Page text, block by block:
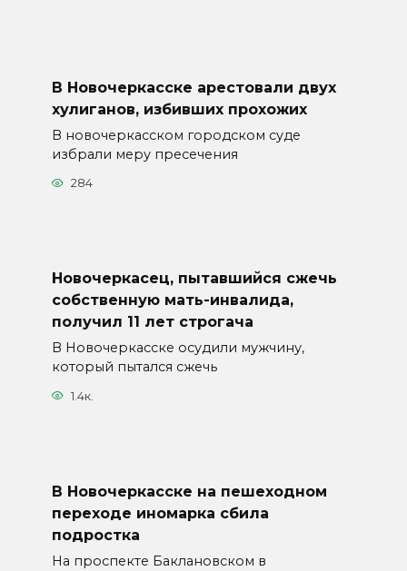
В Новочеркасске арестовали двух
хулиганов, избивших прохожих
В новочеркасском городском суде
избрали меру пресечения
284
Новочеркасец, пытавшийся сжечь
собственную мать-инвалида,
получил 11 лет строгача
В Новочеркасске осудили мужчину,
который пытался сжечь
1.4к.
В Новочеркасске на пешеходном
переходе иномарка сбила
подростка
На проспекте Баклановском в